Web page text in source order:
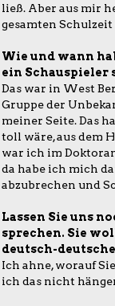
ließ. Aber aus mir
gesamten
Wie und wann
ein Schauspieler
Das war in West
Gruppe der
meiner Seite. Das
toll wäre, aus dem
war ich im
da habe ich mich
abzubrechen und
Lassen Sie uns
sprechen. Sie
deutsch-
Ich ahne, worauf
ich das nicht